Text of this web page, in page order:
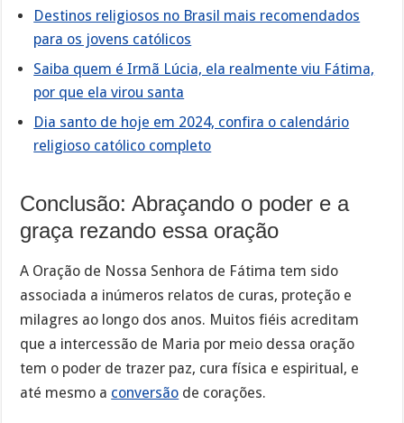
Destinos religiosos no Brasil mais recomendados
para os jovens católicos
Saiba quem é Irmã Lúcia, ela realmente viu Fátima,
por que ela virou santa
Dia santo de hoje em 2024, confira o calendário
religioso católico completo
Conclusão: Abraçando o poder e a
graça rezando essa oração
A Oração de Nossa Senhora de Fátima tem sido
associada a inúmeros relatos de curas, proteção e
milagres ao longo dos anos. Muitos fiéis acreditam
que a intercessão de Maria por meio dessa oração
tem o poder de trazer paz, cura física e espiritual, e
até mesmo a conversão de corações.